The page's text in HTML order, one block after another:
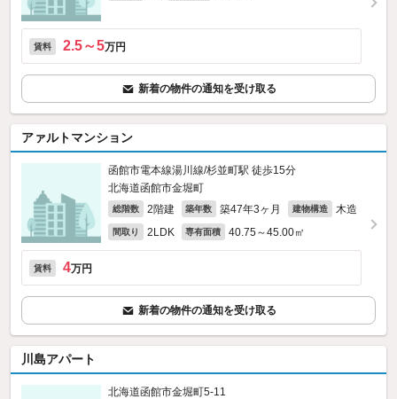
賃料 2.5～5万円
新着の物件の通知を受け取る
アァルトマンション
函館市電本線湯川線/杉並町駅 徒歩15分
北海道函館市金堀町
総階数 2階建 築年数 築47年3ヶ月 建物構造 木造
間取り 2LDK 専有面積 40.75～45.00㎡
賃料 4万円
新着の物件の通知を受け取る
川島アパート
北海道函館市金堀町5-11